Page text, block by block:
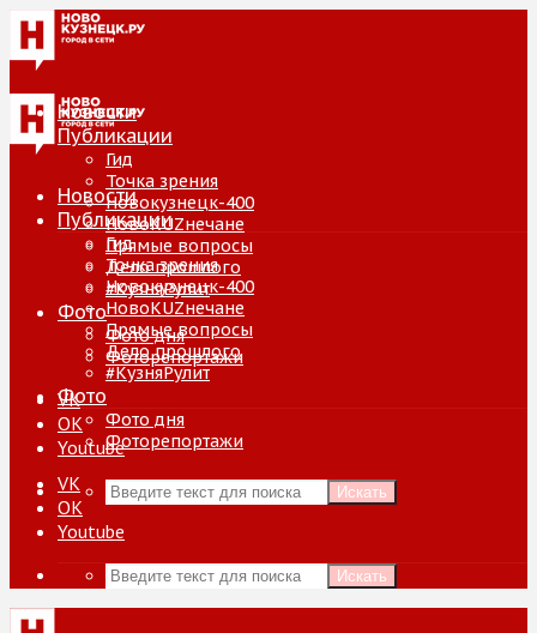
Новости
Публикации
Гид
Точка зрения
Новокузнецк-400
НовоKUZнечане
Прямые вопросы
Дело прошлого
#КузняРулит
Фото
Фото дня
Фоторепортажи
VK
ОК
Youtube
Искать
Новости
Публикации
Гид
Точка зрения
Новокузнецк-400
НовоKUZнечане
Прямые вопросы
Дело прошлого
#КузняРулит
Фото
Фото дня
Фоторепортажи
VK
ОК
Youtube
Искать